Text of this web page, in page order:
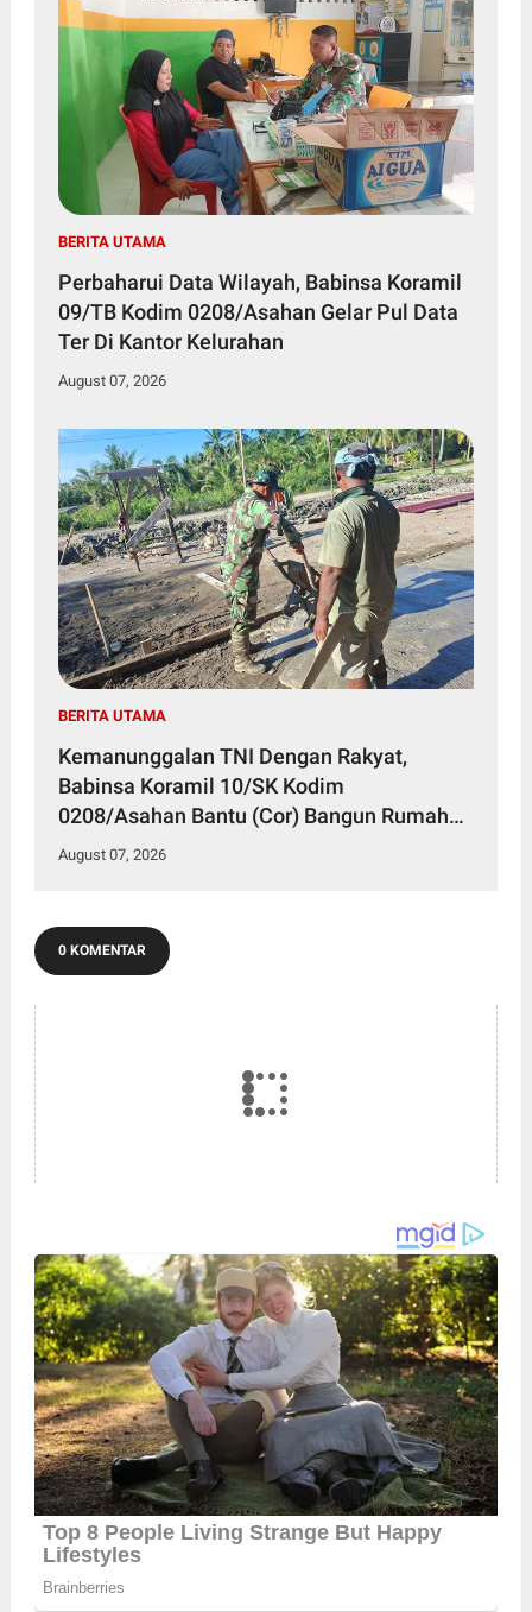
BERITA UTAMA
Perbaharui Data Wilayah, Babinsa Koramil
09/TB Kodim 0208/Asahan Gelar Pul Data
Ter Di Kantor Kelurahan
August 07, 2026
BERITA UTAMA
Kemanunggalan TNI Dengan Rakyat,
Babinsa Koramil 10/SK Kodim
0208/Asahan Bantu (Cor) Bangun Rumah
Warga
August 07, 2026
0 KOMENTAR